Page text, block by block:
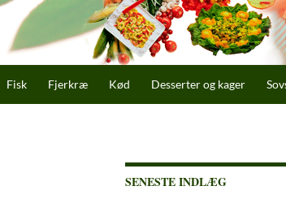
Fisk Fjerkræ Kød Desserter og kager
SENESTE INDLÆG